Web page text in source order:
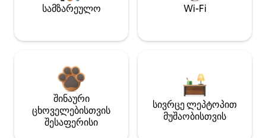
სამზარეულო Wi-Fi
შინაური
ცხოველებისთვის
შესაფერისი
სივრცე ლეპტოპით
მუშაობისთვის